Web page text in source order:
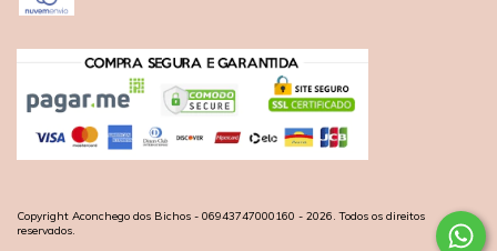
Copyright Aconchego dos Bichos - 06943747000160 - 2026. Todos os direitos
reservados.